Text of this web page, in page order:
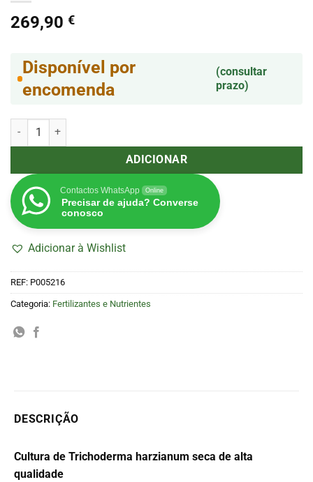
269,90 €
Disponível por
encomenda
(consultar
prazo)
Quantidade de TrikoLogic 1 Kg (Terra Aquatica)
ADICIONAR
Contactos WhatsApp Online
Precisar de ajuda? Converse
conosco
Adicionar à Wishlist
REF: P005216
Categoria: Fertilizantes e Nutrientes
DESCRIÇÃO
Cultura de Trichoderma harzianum seca de alta
qualidade